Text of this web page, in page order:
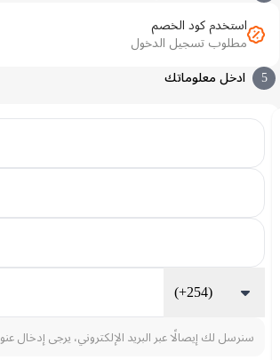
استخدم كود الخصم
مطلوب تسجيل الدخول
5 ادخل معلوماتك
(+254)
سنرسل لك إيصالًا عبر البريد الإلكتروني، يرجى إدخال